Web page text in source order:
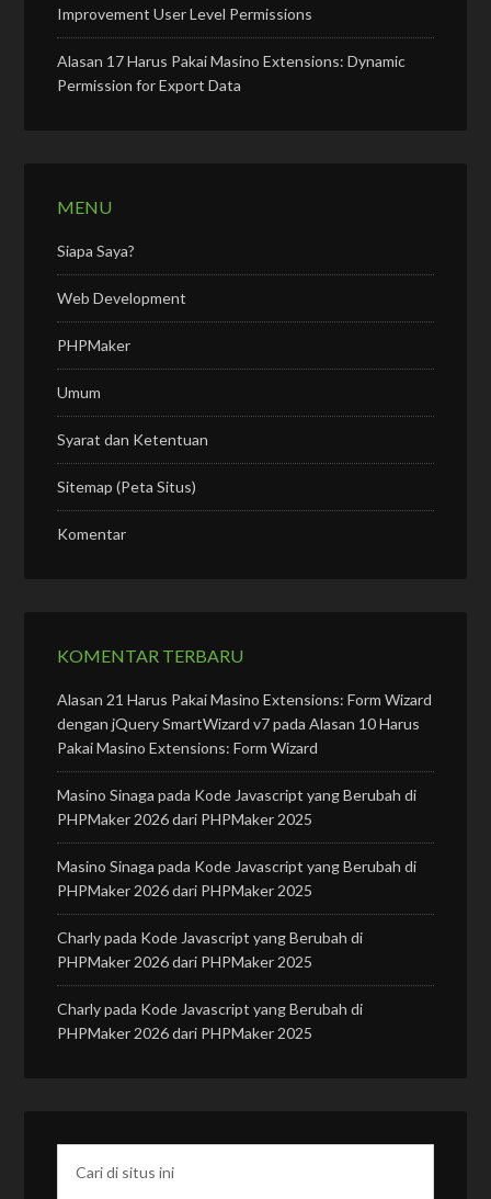
Improvement User Level Permissions
Alasan 17 Harus Pakai Masino Extensions: Dynamic
Permission for Export Data
MENU
Siapa Saya?
Web Development
PHPMaker
Umum
Syarat dan Ketentuan
Sitemap (Peta Situs)
Komentar
KOMENTAR TERBARU
Alasan 21 Harus Pakai Masino Extensions: Form Wizard
dengan jQuery SmartWizard v7padaAlasan 10 Harus
Pakai Masino Extensions: Form Wizard
Masino Sinaga pada Kode Javascript yang Berubah di
PHPMaker 2026 dari PHPMaker 2025
Masino Sinaga pada Kode Javascript yang Berubah di
PHPMaker 2026 dari PHPMaker 2025
Charlypada Kode Javascript yang Berubah di
PHPMaker 2026 dari PHPMaker 2025
Charlypada Kode Javascript yang Berubah di
PHPMaker 2026 dari PHPMaker 2025